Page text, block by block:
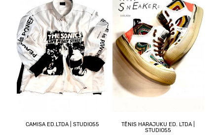
CAMISA ED.LTDA | STUDIO55
TÊNIS HARAJUKU ED. LTDA |
STUDIO55